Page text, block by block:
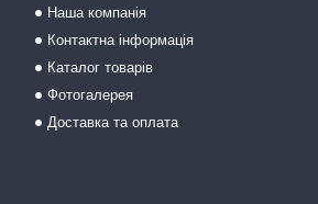
Наша компанія
Контактна інформація
Каталог товарів
Фотогалерея
Доставка та оплата